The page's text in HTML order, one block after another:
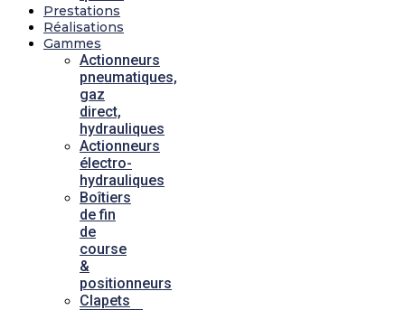
Prestations
Réalisations
Gammes
Actionneurs
pneumatiques,
gaz
direct,
hydrauliques
Actionneurs
électro-
hydrauliques
Boîtiers
de fin
de
course
&
positionneurs
Clapets